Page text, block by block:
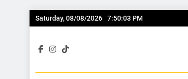
Saturday, 08/08/2026 7:50:04 PM